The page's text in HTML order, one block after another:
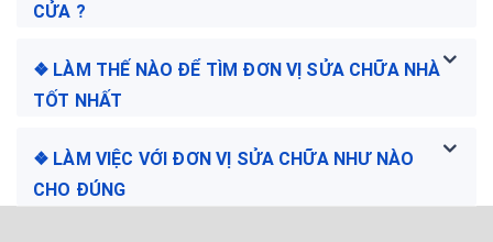
CỬA ?
❖ LÀM THẾ NÀO ĐỂ TÌM ĐƠN VỊ SỬA CHỮA NHÀ
TỐT NHẤT
❖ LÀM VIỆC VỚI ĐƠN VỊ SỬA CHỮA NHƯ NÀO
CHO ĐÚNG